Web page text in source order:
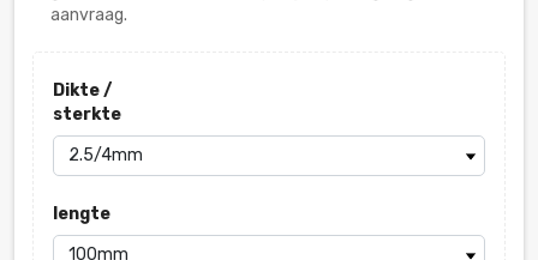
aanvraag.
Dikte /
sterkte
lengte